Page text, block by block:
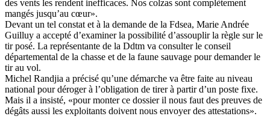
des vents les rendent inefficaces. Nos colzas sont complètement
mangés jusqu’au cœur».
Devant un tel constat et à la demande de la Fdsea, Marie Andrée
Guilluy a accepté d’examiner la possibilité d’assouplir la règle sur le
tir posé. La représentante de la Ddtm va consulter le conseil
départemental de la chasse et de la faune sauvage pour demander le
tir au vol.
Michel Randjia a précisé qu’une démarche va être faite au niveau
national pour déroger à l’obligation de tirer à partir d’un poste fixe.
Mais il a insisté, «pour monter ce dossier il nous faut des preuves de
dégâts aussi les exploitants doivent nous envoyer des attestations».